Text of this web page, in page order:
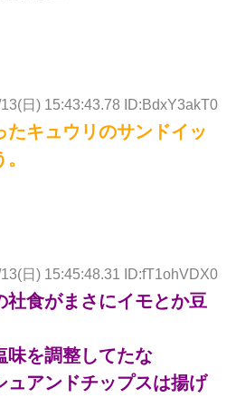
日) 15:43:43.78 ID:BdxY3akT0
たキュウリのサンドイッ
日) 15:45:48.31 ID:fT1ohVDX0
社食がまさにイモとか豆
味を調整してたな
ュアンドチップスは揚げ